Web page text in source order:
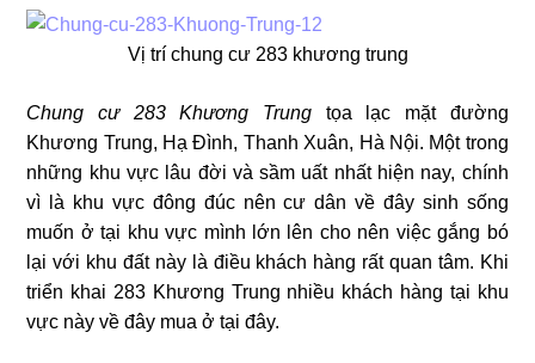
Vị trí chung cư 283 khương trung
Chung cư 283 Khương Trung tọa lạc mặt đường
Khương Trung, Hạ Đình, Thanh Xuân, Hà Nội. Một trong
những khu vực lâu đời và sầm uất nhất hiện nay, chính
vì là khu vực đông đúc nên cư dân về đây sinh sống
muốn ở tại khu vực mình lớn lên cho nên việc gắng bó
lại với khu đất này là điều khách hàng rất quan tâm. Khi
triển khai 283 Khương Trung nhiều khách hàng tại khu
vực này về đây mua ở tại đây.